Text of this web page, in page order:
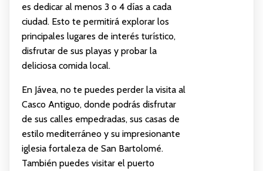
es dedicar al menos 3 o 4 días a cada
ciudad. Esto te permitirá explorar los
principales lugares de interés turístico,
disfrutar de sus playas y probar la
deliciosa comida local.
En Jávea, no te puedes perder la visita al
Casco Antiguo, donde podrás disfrutar
de sus calles empedradas, sus casas de
estilo mediterráneo y su impresionante
iglesia fortaleza de San Bartolomé.
También puedes visitar el puerto